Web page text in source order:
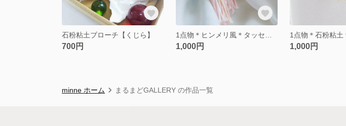
石粉粘土ブローチ【くじら】
700円 1,000円 1,000円
minne ホーム まるまどGALLERY の作品一覧